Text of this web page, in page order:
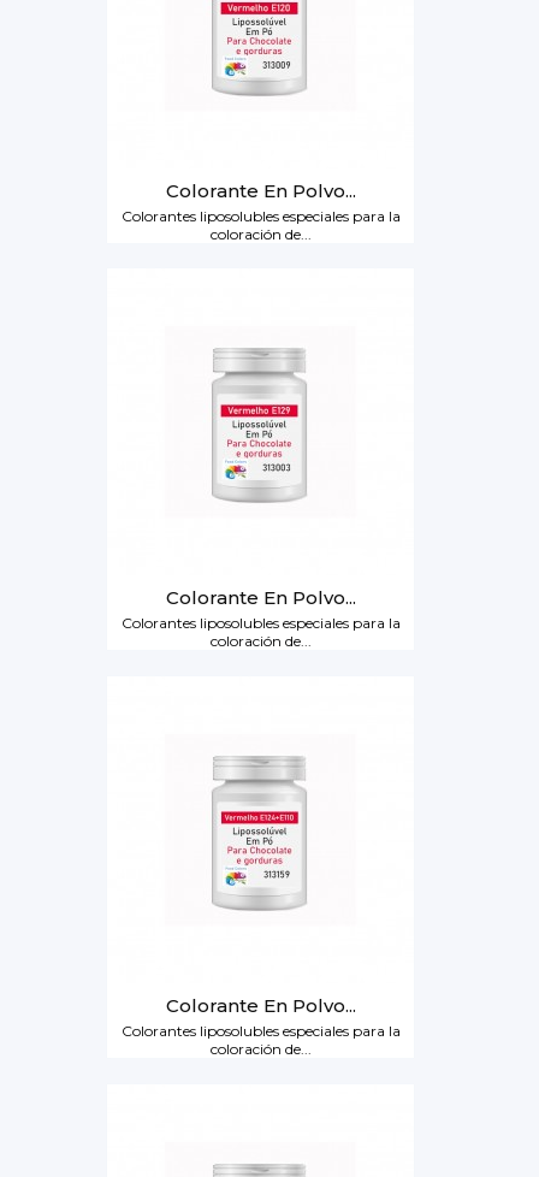
Colorante En Polvo...
Colorantes liposolubles especiales para la
coloración de...
Colorante En Polvo...
Colorantes liposolubles especiales para la
coloración de...
Colorante En Polvo...
Colorantes liposolubles especiales para la
coloración de...